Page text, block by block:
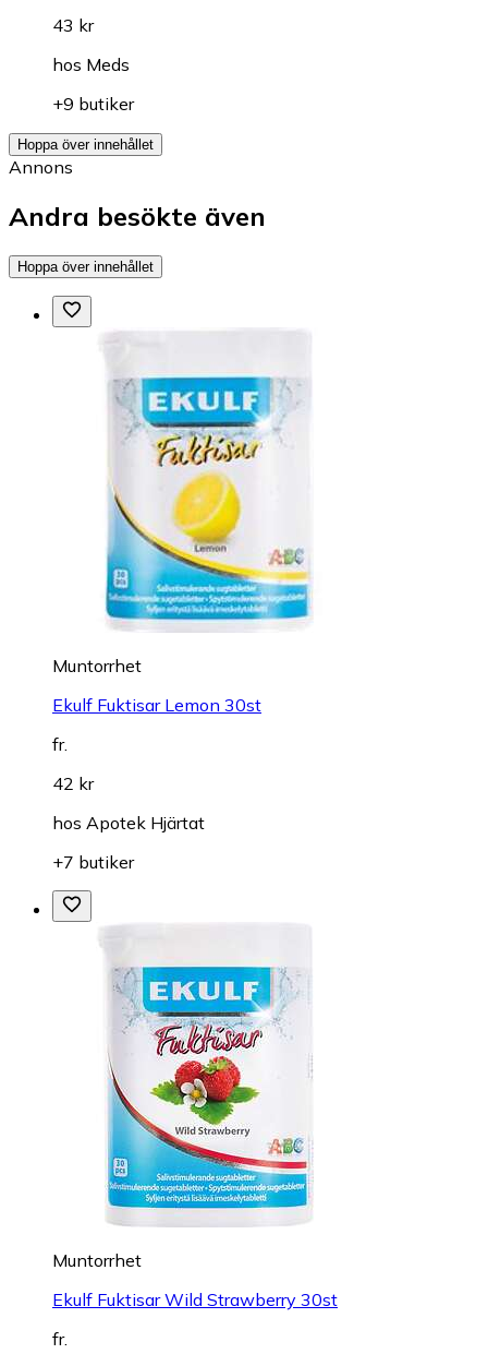
43 kr
hos Meds
+9 butiker
Hoppa över innehållet
Annons
Andra besökte även
Hoppa över innehållet
Muntorrhet
Ekulf Fuktisar Lemon 30st
fr.
42 kr
hos Apotek Hjärtat
+7 butiker
Muntorrhet
Ekulf Fuktisar Wild Strawberry 30st
fr.